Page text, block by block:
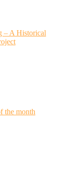
– A Historical
the month